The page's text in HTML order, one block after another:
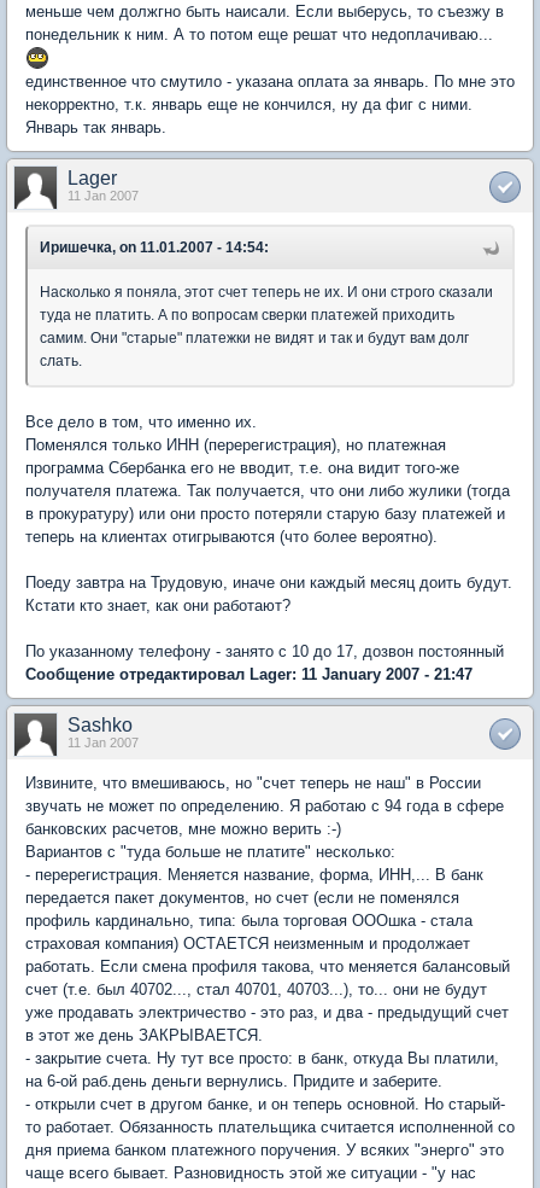
меньше чем должгно быть наисали. Если выберусь, то съезжу в
понедельник к ним. А то потом еще решат что недоплачиваю...
единственное что смутило - указана оплата за январь. По мне это
некорректно, т.к. январь еще не кончился, ну да фиг с ними.
Январь так январь.
Lager
11 Jan 2007
Иришечка, on 11.01.2007 - 14:54:
Насколько я поняла, этот счет теперь не их. И они строго сказали
туда не платить. А по вопросам сверки платежей приходить
самим. Они "старые" платежки не видят и так и будут вам долг
слать.
Все дело в том, что именно их.
Поменялся только ИНН (перерегистрация), но платежная
программа Сбербанка его не вводит, т.е. она видит того-же
получателя платежа. Так получается, что они либо жулики (тогда
в прокуратуру) или они просто потеряли старую базу платежей и
теперь на клиентах отигрываются (что более вероятно).
Поеду завтра на Трудовую, иначе они каждый месяц доить будут.
Кстати кто знает, как они работают?
По указанному телефону - занято с 10 до 17, дозвон постоянный
Сообщение отредактировал Lager: 11 January 2007 - 21:47
Sashko
11 Jan 2007
Извините, что вмешиваюсь, но "счет теперь не наш" в России
звучать не может по определению. Я работаю с 94 года в сфере
банковских расчетов, мне можно верить :-)
Вариантов с "туда больше не платите" несколько:
- перерегистрация. Меняется название, форма, ИНН,... В банк
передается пакет документов, но счет (если не поменялся
профиль кардинально, типа: была торговая ОООшка - стала
страховая компания) ОСТАЕТСЯ неизменным и продолжает
работать. Если смена профиля такова, что меняется балансовый
счет (т.е. был 40702..., стал 40701, 40703...), то... они не будут
уже продавать электричество - это раз, и два - предыдущий счет
в этот же день ЗАКРЫВАЕТСЯ.
- закрытие счета. Ну тут все просто: в банк, откуда Вы платили,
на 6-ой раб.день деньги вернулись. Придите и заберите.
- открыли счет в другом банке, и он теперь основной. Но старый-
то работает. Обязанность плательщика считается исполненной со
дня приема банком платежного поручения. У всяких "энерго" это
чаще всего бывает. Разновидность этой же ситуации - "у нас